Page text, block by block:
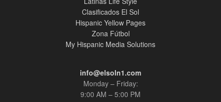
Clasificados El Sol
Hispanic Yellow Pages
Zona Fútbol
My Hispanic Media Solutions
info@elsoln1.com
Monday – Friday:
9:00 AM – 5:00 PM